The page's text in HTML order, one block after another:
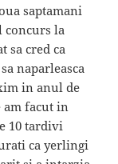
saptamani
concurs la
sa cred ca
naparleasca
in anul de
facut in
10 tardivi
ca yerlingi